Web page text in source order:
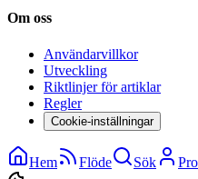
Om oss
Användarvillkor
Utveckling
Riktlinjer för artiklar
Regler
Cookie-inställningar
Hem Flöde Sök